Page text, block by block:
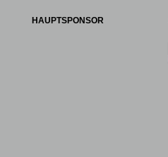
HAUPTSPONSOR